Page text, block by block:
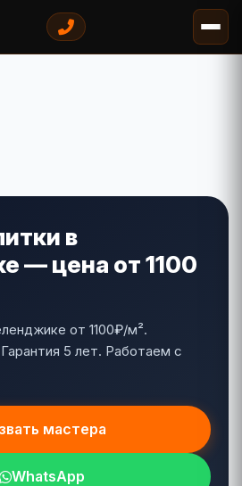
в
— цена от 1100
от 1100₽/м².
5 лет. Работаем с
мастера
WhatsApp